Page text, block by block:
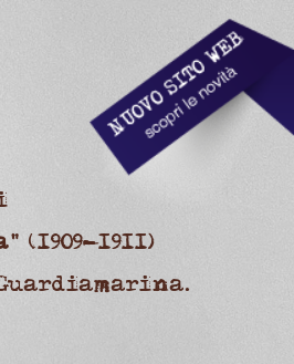
" (1909-1911)